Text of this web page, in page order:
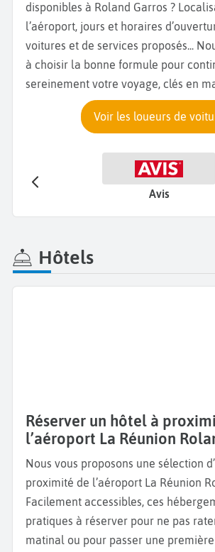
disponibles à Roland Garros ?
l’aéroport, jours et horaires
voitures et de services proposés...
à choisir la bonne formule pour
sereinement votre voyage, clés en
Voir les loueurs de
Avis
Hôtels
Réserver un hôtel à
l’aéroport La Réunion
Nous vous proposons une sélection
proximité de l’aéroport La Réunion
Facilement accessibles, ces
pratiques à réserver pour ne pas
matinal ou pour passer une